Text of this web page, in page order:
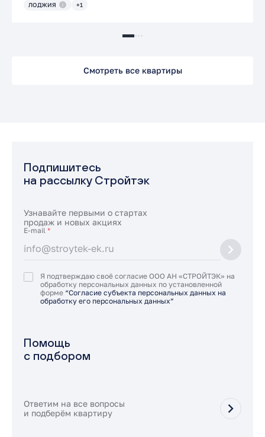
ЛОДЖИЯ +1
Смотреть все квартиры
Подпишитесь
на рассылку Стройтэк
Узнавайте первыми о стартах
продаж и новых акциях
E-mail *
Я подтверждаю своё согласие ООО АН «СТРОЙТЭК» на
обработку персональных данных по установленной
форме “Согласие субъекта персональных данных на
обработку его персональных данных”
Помощь
с подбором
Ответим на все вопросы
и подберём квартиру